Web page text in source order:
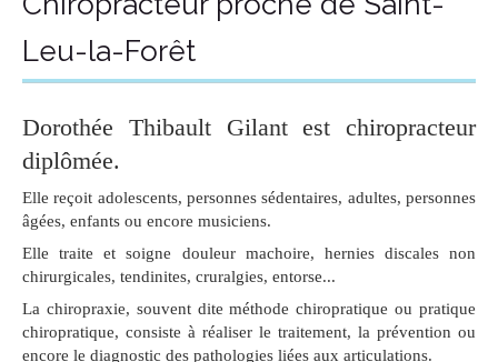
Leu-la-Forêt
Dorothée Thibault Gilant est chiropracteur
diplômée.
Elle reçoit adolescents, personnes sédentaires, adultes, personnes
âgées, enfants ou encore musiciens.
Elle traite et soigne douleur machoire, hernies discales non
chirurgicales, tendinites, cruralgies, entorse...
La chiropraxie, souvent dite méthode chiropratique ou pratique
chiropratique, consiste à réaliser le traitement, la prévention ou
encore le diagnostic des pathologies liées aux articulations.